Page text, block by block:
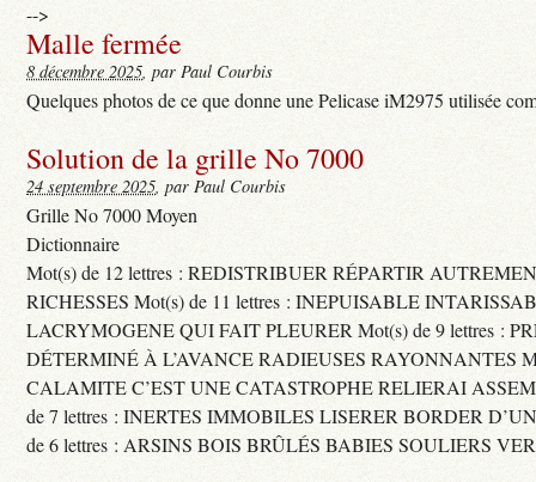
-->
Malle fermée
8 décembre 2025, par Paul Courbis
Quelques photos de ce que donne une Pelicase iM2975 utilisée
Solution de la grille No 7000
24 septembre 2025, par Paul Courbis
Grille No 7000 Moyen
Dictionnaire
Mot(s) de 12 lettres : REDISTRIBUER RÉPARTIR
RICHESSES Mot(s) de 11 lettres : INEPUISABLE
LACRYMOGENE QUI FAIT PLEURER Mot(s) de 9 lettres :
DÉTERMINÉ À L’AVANCE RADIEUSES RAYONNANTES
CALAMITE C’EST UNE CATASTROPHE RELIERAI
de 7 lettres : INERTES IMMOBILES LISERER BORDER
de 6 lettres : ARSINS BOIS BRÛLÉS BABIES SOULIERS